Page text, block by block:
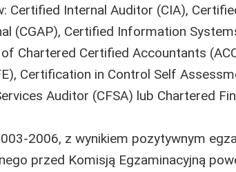
Certified Internal Auditor (CIA),
(CGAP), Certified Information
Chartered Certified Accountants
Certification in Control Self
Auditor (CFSA) lub Chartered
2006, z wynikiem pozytywnym
przed Komisją Egzaminacyjną